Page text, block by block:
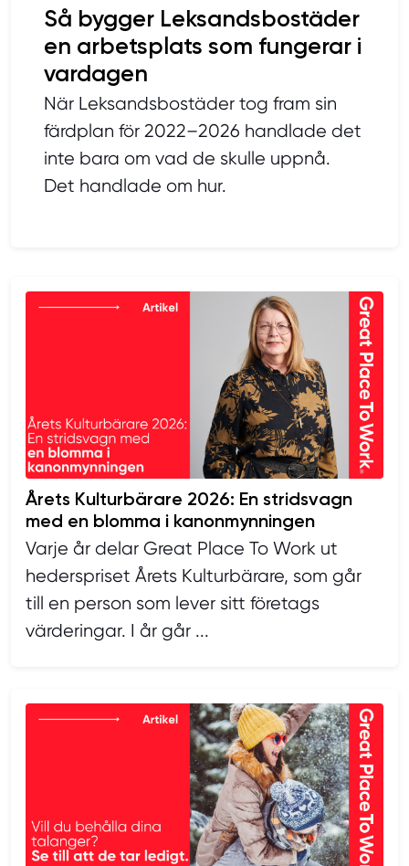
Så bygger Leksandsbostäder
en arbetsplats som fungerar i
vardagen
När Leksandsbostäder tog fram sin
färdplan för 2022–2026 handlade det
inte bara om vad de skulle uppnå.
Det handlade om hur.
Årets Kulturbärare 2026: En stridsvagn
med en blomma i kanonmynningen
Varje år delar Great Place To Work ut
hederspriset Årets Kulturbärare, som går
till en person som lever sitt företags
värderingar. I år går ...